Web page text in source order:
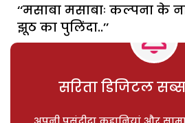
‘‘मसाबा मसाबाः कल्पना के
झूठ का पुलिंदा..’’
सरिता डिजिटल